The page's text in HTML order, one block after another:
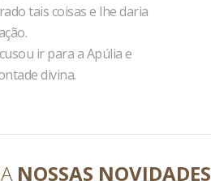
tais coisas e lhe daria
ir para a Apúlia e
divina.
NOSSAS NOVIDADES